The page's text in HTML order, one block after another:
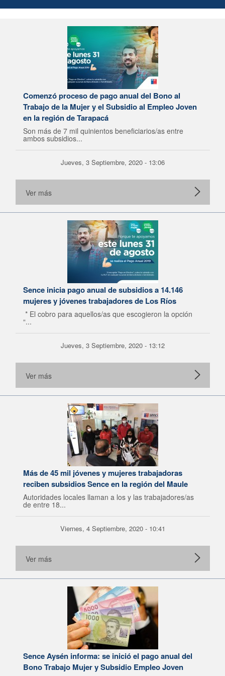
Comenzó proceso de pago anual del Bono al
Trabajo de la Mujer y el Subsidio al Empleo Joven
en la región de Tarapacá
Son más de 7 mil quinientos beneficiarios/as entre
ambos subsidios...
Jueves, 3 Septiembre, 2020 - 13:06
Ver más
Sence inicia pago anual de subsidios a 14.146
mujeres y jóvenes trabajadores de Los Ríos
* El cobro para aquellos/as que escogieron la opción
“...
Jueves, 3 Septiembre, 2020 - 13:12
Ver más
Más de 45 mil jóvenes y mujeres trabajadoras
reciben subsidios Sence en la región del Maule
Autoridades locales llaman a los y las trabajadores/as
de entre 18...
Viernes, 4 Septiembre, 2020 - 10:41
Ver más
Sence Aysén informa: se inició el pago anual del
Bono Trabajo Mujer y Subsidio Empleo Joven